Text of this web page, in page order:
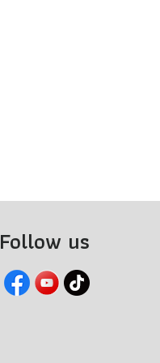
Follow us